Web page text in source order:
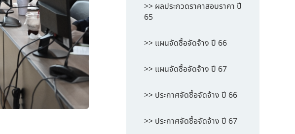
>> ผลประกวดราคาสอบราคา ปี
65
>> แผนจัดซื้อจัดจ้าง ปี 66
>> แผนจัดซื้อจัดจ้าง ปี 67
>> ประกาศจัดซื้อจัดจ้าง ปี 66
>> ประกาศจัดซื้อจัดจ้าง ปี 67